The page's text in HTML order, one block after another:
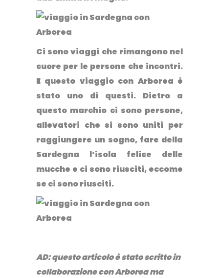
Ci sono viaggi che rimangono nel
cuore per le persone che incontri.
E questo viaggio con Arborea è
stato uno di questi. Dietro a
questo marchio ci sono persone,
allevatori che si sono uniti per
raggiungere un sogno, fare della
Sardegna l’isola felice delle
mucche e ci sono riusciti, eccome
se ci sono riusciti.
AD: questo articolo è stato scritto in
collaborazione con Arborea ma